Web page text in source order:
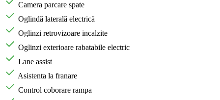
Camera parcare spate
Oglindă laterală electrică
Oglinzi retrovizoare incalzite
Oglinzi exterioare rabatabile electric
Lane assist
Asistenta la franare
Control coborare rampa